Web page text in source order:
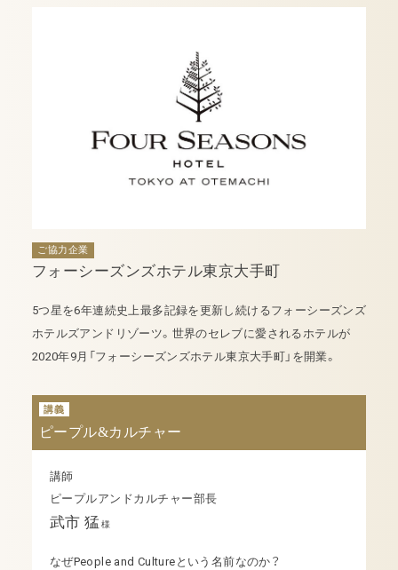
ご協力企業
フォーシーズンズホテル東京大手町
5つ星を6年連続史上最多記録を更新し続けるフォーシーズンズ
ホテルズアンドリゾーツ。世界のセレブに愛されるホテルが
2020年9月「フォーシーズンズホテル東京大手町」を開業。
講義
ピープル&カルチャー
講師
ピープルアンドカルチャー部長
武市 猛 様
なぜPeople and Cultureという名前なのか？